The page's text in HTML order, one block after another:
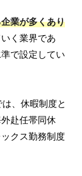
業が多くあり
く業界であ
で設定してい
は、休暇制度と
赴任帯同休
クス勤務制度